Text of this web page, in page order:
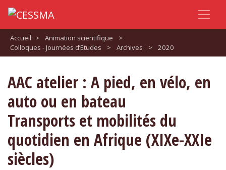
Accueil > Animation scientifique
>
Colloques - Journées d’Etudes
> Archives > 2020
AAC atelier : A pied, en vélo, en
auto ou en bateau
Transports et mobilités du
quotidien en Afrique (XIXe-XXIe
siècles)